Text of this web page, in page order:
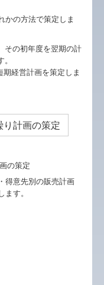
かの方法で策定しま
その初年度を翌期の計
経営計画を策定しま
り計画の策定
得意先別の販売計画
す。